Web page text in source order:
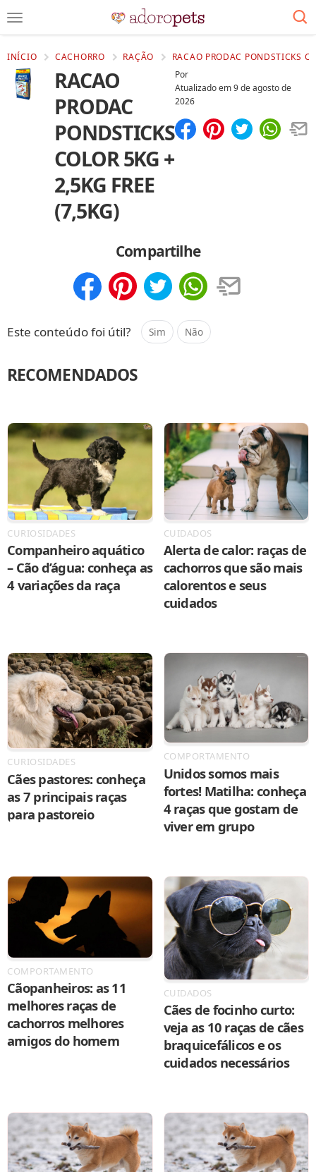
INÍCIO CACHORRO RAÇÃO RACAO PRODAC PONDSTICKS
RACAO
PRODAC
PONDSTICKS
COLOR 5KG +
2,5KG FREE
(7,5KG)
Por
Atualizado em9 de agosto de
2026
Compartilhe
Este conteúdo foi útil? Sim Não
RECOMENDADOS
CURIOSIDADES
Companheiro aquático
– Cão d’água: conheça as
4 variações da raça
CUIDADOS
Alerta de calor: raças de
cachorros que são mais
calorentos e seus
cuidados
CURIOSIDADES
Cães pastores: conheça
as 7 principais raças
para pastoreio
COMPORTAMENTO
Unidos somos mais
fortes! Matilha: conheça
4 raças que gostam de
viver em grupo
COMPORTAMENTO
Cãopanheiros: as 11
melhores raças de
cachorros melhores
amigos do homem
CUIDADOS
Cães de focinho curto:
veja as 10 raças de cães
braquicefálicos e os
cuidados necessários